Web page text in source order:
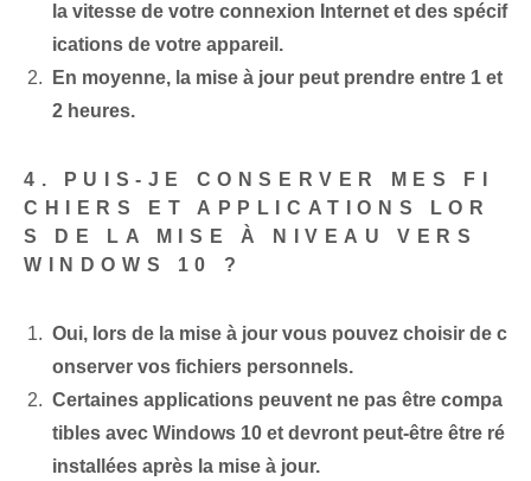
la vitesse de votre connexion Internet et des spécif
ications de votre appareil.
En moyenne, la mise à jour peut prendre entre 1 et
2⁢ heures.
4. PUIS-JE CONSERVER MES FI
CHIERS ET APPLICATIONS LOR
S DE LA MISE À NIVEAU VERS
WINDOWS 10 ?
Oui, lors de la mise à jour vous pouvez choisir de c
onserver vos fichiers personnels.
Certaines applications peuvent ne pas être compa
tibles avec Windows 10 et devront peut-être être ré
installées après la mise à jour.